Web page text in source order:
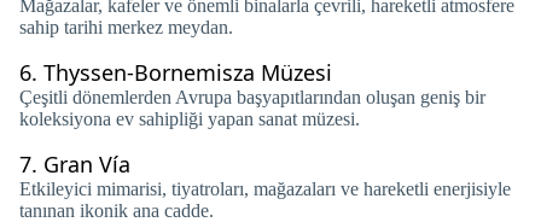
Mağazalar, kafeler ve önemli binalarla çevrili, hareketli atmosfere
sahip tarihi merkez meydan.
6. Thyssen-Bornemisza Müzesi
Çeşitli dönemlerden Avrupa başyapıtlarından oluşan geniş bir
koleksiyona ev sahipliği yapan sanat müzesi.
7. Gran Vía
Etkileyici mimarisi, tiyatroları, mağazaları ve hareketli enerjisiyle
tanınan ikonik ana cadde.